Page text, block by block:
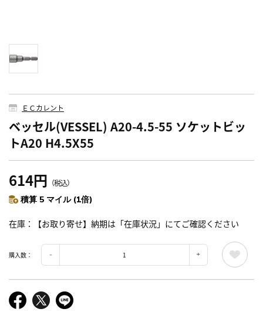
ＥＣカレント
ベッセル(VESSEL) A20-4.5-55 ソケットビッ
トA20 H4.5X55
614円 （税込）
積算 5 マイル (1倍)
在庫 【お取り寄せ】納期は「在庫状況」にてご確認ください
購入数：